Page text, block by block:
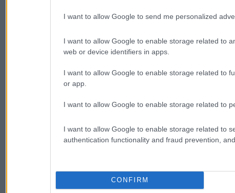
I want to allow Google to send me personalized
I want to allow Google to enable storage related to
web or device identifiers in apps.
I want to allow Google to enable storage related to
or app.
I want to allow Google to enable storage related to
I want to allow Google to enable storage related to
authentication functionality and fraud prevention,
CONFIRM
Minden dolgozóját tesztelné